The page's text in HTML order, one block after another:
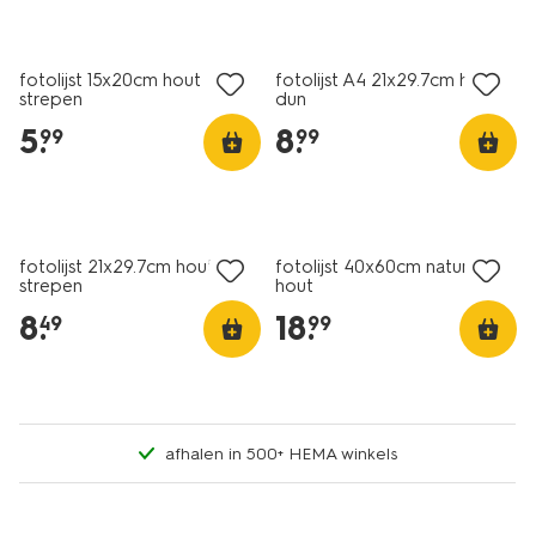
fotolijst 15x20cm hout
strepen
5.
99
fotolijst A4 21x29.7cm hout
dun
8.
99
fotolijst 21x29.7cm hout
strepen
8.
49
fotolijst 40x60cm naturel
hout
18.
99
afhalen in 500+ HEMA winkels